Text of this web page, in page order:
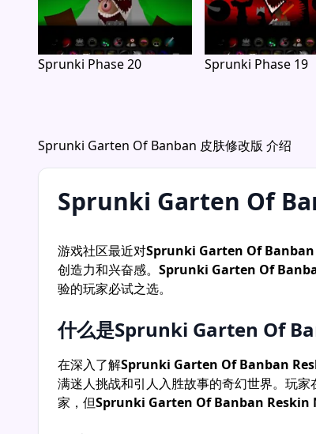
更多来自 Community
尽可能从同一系列中挑选，然后填充最近发布的游戏。
Sprunki Hyper Shifted
Phase 4
Sprunki Anti Shifted
Phase 5
Sprunki Phase 20